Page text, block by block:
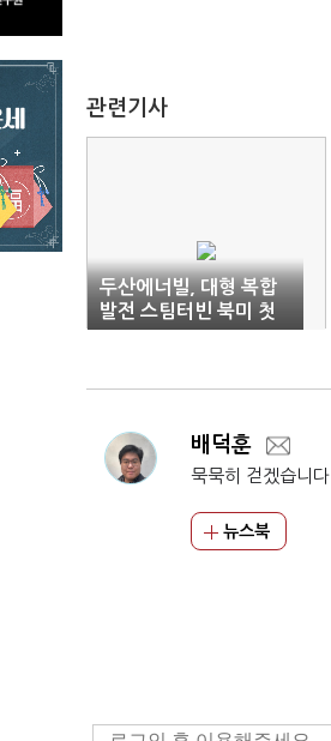
관련기사
두산에너빌, 대형 복합
발전 스팀터빈 북미 첫
수주
배덕훈
묵묵히 걷겠습니다.
뉴스북